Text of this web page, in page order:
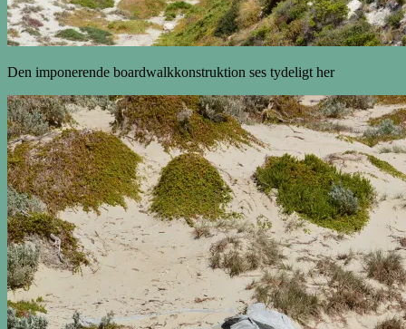
Den imponerende boardwalkkonstruktion ses tydeligt her